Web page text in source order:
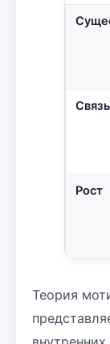
Связь
Рост
Теория